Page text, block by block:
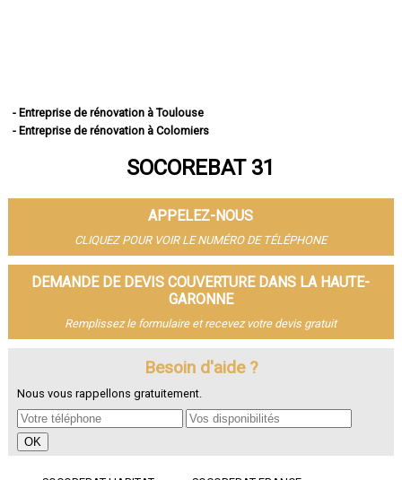
- Entreprise de rénovation à Toulouse
- Entreprise de rénovation à Colomiers
- Entreprise de rénovation à Muret
- Entreprise de rénovation à Plaisance-du-Touch
- Entreprise de rénovation à Cugnaux
- Entreprise de rénovation à Balma
- Entreprise de rénovation à L'Union
- Entreprise de rénovation à Saint-Gaudens
- Entreprise de rénovation à Ramonville-Saint-Agne
- Entreprise de rénovation à Castanet-Tolosan
- Entreprise de rénovation à Saint-Jean
- Entreprise de rénovation à Revel
- Entreprise de rénovation à Auterive
- Entreprise de rénovation à Castelginest
- Entreprise de rénovation à Saint-Lys
SOCOREBAT 31
APPELEZ-NOUS
CLIQUEZ POUR VOIR LE NUMÉRO DE TÉLÉPHONE
DEMANDE DE DEVIS COUVERTURE DANS LA HAUTE-
GARONNE
Remplissez le formulaire et recevez votre devis gratuit
Besoin d'aide ?
Nous vous rappellons gratuitement.